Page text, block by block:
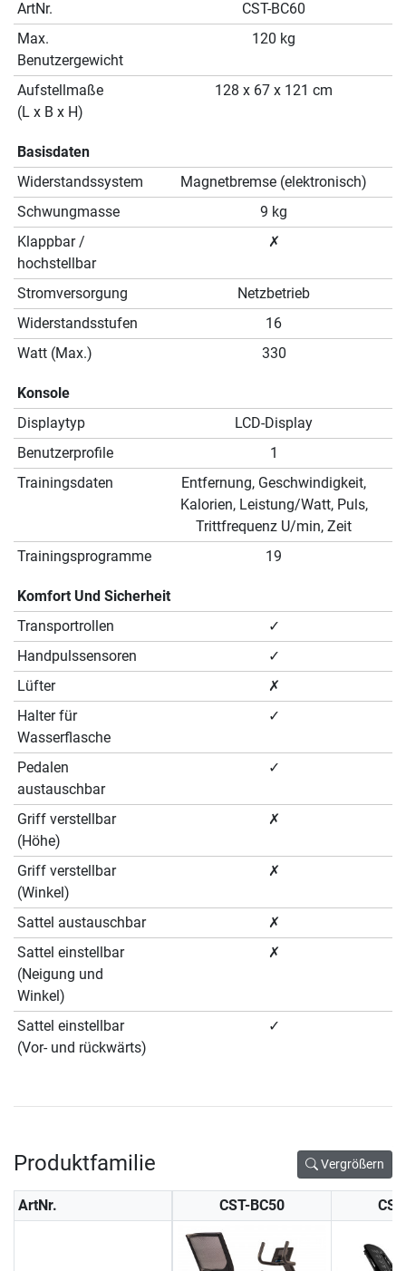
ArtNr.
CST-BC60
Max.
Benutzergewicht
120 kg
Aufstellmaße
(L x B x H)
128 x 67 x 121 cm
Basisdaten
Widerstandssystem
Magnetbremse (elektronisch)
Schwungmasse
9 kg
Klappbar /
hochstellbar
✗
Stromversorgung
Netzbetrieb
Widerstandsstufen
16
Watt (Max.)
330
Konsole
Displaytyp
LCD-Display
Benutzerprofile
1
Trainingsdaten
Entfernung, Geschwindigkeit,
Kalorien, Leistung/Watt, Puls,
Trittfrequenz U/min, Zeit
Trainingsprogramme
19
Komfort Und Sicherheit
Transportrollen
✓
Handpulssensoren
✓
Lüfter
✗
Halter für
Wasserflasche
✓
Pedalen
austauschbar
✓
Griff verstellbar
(Höhe)
✗
Griff verstellbar
(Winkel)
✗
Sattel austauschbar
✗
Sattel einstellbar
(Neigung und
Winkel)
✗
Sattel einstellbar
(Vor- und rückwärts)
✓
Produktfamilie Vergrößern
ArtNr. CST-BC50